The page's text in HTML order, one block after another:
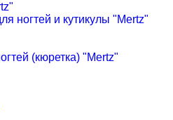
ногтей и кутикулы "Mertz"
(кюретка) "Mertz"